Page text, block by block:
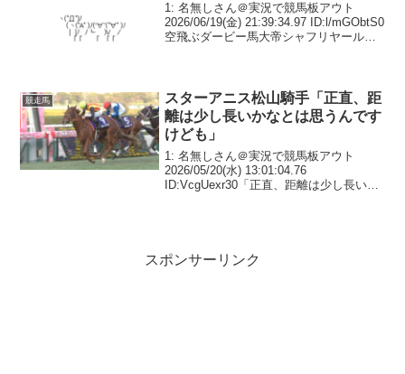
1: 名無しさん＠実況で競馬板アウト
2026/06/19(金) 21:39:34.97 ID:l/mGObtS0
空飛ぶダービー馬大帝シャフリヤール情
競走馬
スターアニス松山騎手「正直、距
離は少し長いかなとは思うんです
けども」
1: 名無しさん＠実況で競馬板アウト
2026/05/20(水) 13:01:04.76
ID:VcgUexr30「正直、距離は少し長いか
スポンサーリンク